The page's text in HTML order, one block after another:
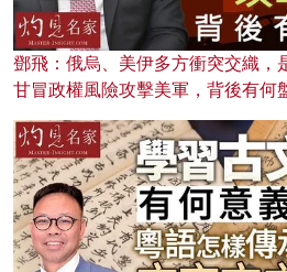
鄧飛：俄烏、美伊多方衝突交織，
甘冒政權風險攻擊美軍，背後有何